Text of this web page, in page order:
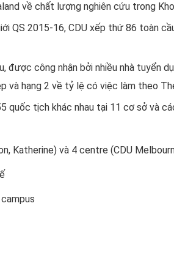
về chất lượng nghiên cứu trong
QS 2015-16, CDU xếp thứ 86 toàn
công nhận bởi nhiều nhà tuyển
và hạng 2 về tỷ lệ có việc làm theo
quốc tịch khác nhau tại 11 cơ sở và
Katherine) và 4 centre (CDU